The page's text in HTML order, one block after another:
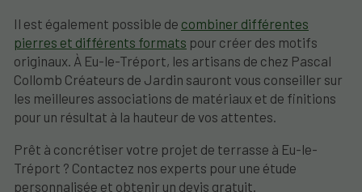
Il est également possible de combiner différentes
pierres et différents formats pour créer des motifs
originaux. À Eu-le-Tréport, les artisans de chez Pascal
Collomb Créateurs de Jardin sauront vous conseiller sur
les meilleures associations de matériaux et de finitions
pour un résultat à la hauteur de vos attentes.
Prêt à concrétiser votre projet de terrasse à Eu-le-
Tréport ? Contactez nos experts pour une étude
personnalisée et obtenir un devis gratuit.